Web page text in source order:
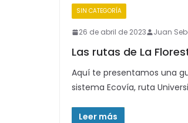
SIN CATEGORÍA
26 de abril de 2023 Juan
Las rutas de La
Aquí te presentamos una
sistema Ecovía, ruta
Leer más